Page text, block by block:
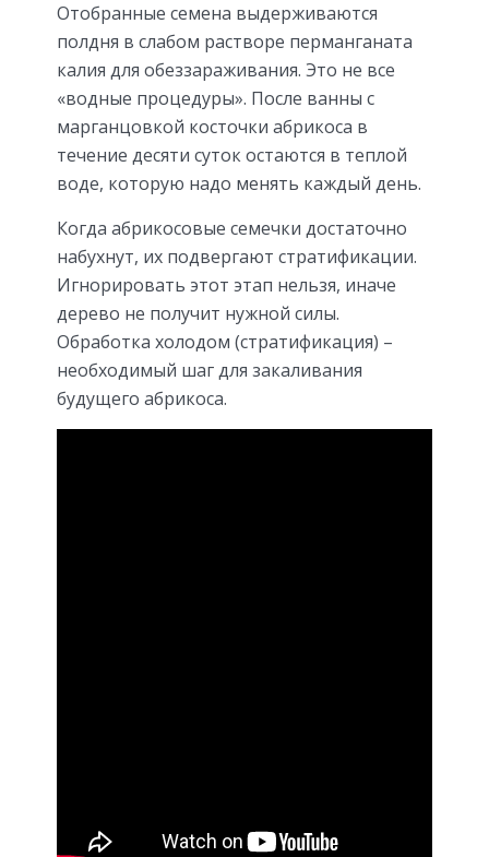
Отобранные семена выдерживаются
полдня в слабом растворе перманганата
калия для обеззараживания. Это не все
«водные процедуры». После ванны с
марганцовкой косточки абрикоса в
течение десяти суток остаются в теплой
воде, которую надо менять каждый день.
Когда абрикосовые семечки достаточно
набухнут, их подвергают стратификации.
Игнорировать этот этап нельзя, иначе
дерево не получит нужной силы.
Обработка холодом (стратификация) –
необходимый шаг для закаливания
будущего абрикоса.